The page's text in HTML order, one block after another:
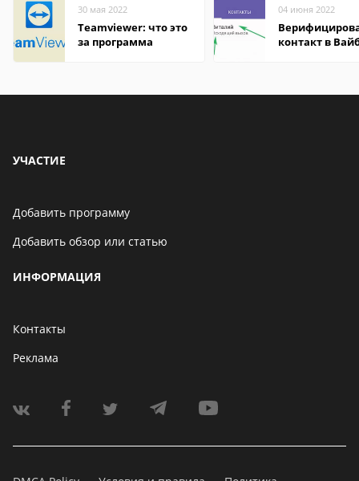
30 мая 2022
Teamviewer: что это
за программа
04 июня 2022
контакт в
УЧАСТИЕ
Добавить программу
Добавить обзор или статью
ИНФОРМАЦИЯ
Контакты
Реклама